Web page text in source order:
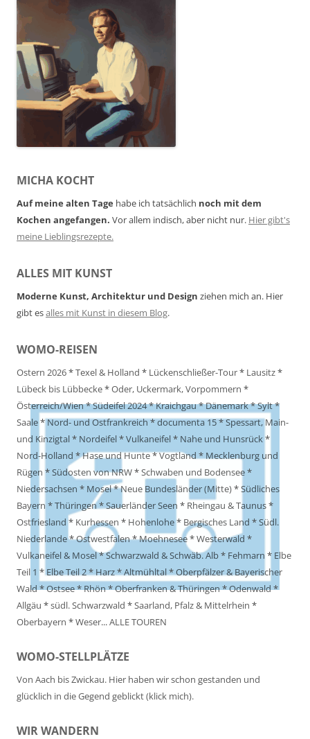
MICHA KOCHT
Auf meine alten Tage habe ich tatsächlich noch mit dem
Kochen angefangen. Vor allem indisch, aber nicht nur. Hier gibt's
meine Lieblingsrezepte.
ALLES MIT KUNST
Moderne Kunst, Architektur und Design ziehen mich an. Hier
gibt esalles mit Kunst in diesem Blog.
WOMO-REISEN
Ostern 2026*Texel & Holland * Lückenschließer-Tour* Lausitz*
Lübeck bis Lübbecke*Oder, Uckermark, Vorpommern *
Österreich/Wien*Südeifel 2024*Kraichgau*Dänemark*Sylt*
Saale*Nord- und Ostfrankreich*documenta 15*Spessart, Main-
und Kinzigtal* Nordeifel*Vulkaneifel* Nahe und Hunsrück*
Nord-Holland *Hase und Hunte*Vogtland*Mecklenburg und
Rügen *Südosten von NRW*Schwaben und Bodensee*
Niedersachsen * Mosel*Neue Bundesländer (Mitte)*Südliches
Bayern *Thüringen*Sauerländer Seen * Rheingau & Taunus*
Ostfriesland * Kurhessen * Hohenlohe* Bergisches Land *Südl.
Niederlande*Ostwestfalen*Moehnesee*Westerwald *
Vulkaneifel & Mosel*Schwarzwald & Schwäb. Alb* Fehmarn * Elbe
Teil 1 *Elbe Teil 2*Harz*Altmühltal*Oberpfälzer & Bayerischer
Wald*Ostsee*Rhön*Oberfranken & Thüringen*Odenwald*
Allgäu *südl. Schwarzwald *Saarland, Pfalz & Mittelrhein *
Oberbayern *Weser...ALLE TOUREN
WOMO-STELLPLÄTZE
Von Aach bis Zwickau. Hier haben wir schon gestanden und
glücklich in die Gegend geblickt (klick mich).
WIR WANDERN